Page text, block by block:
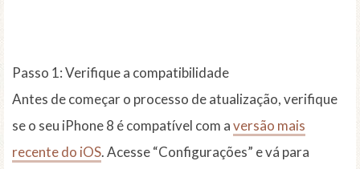
Passo 1: Verifique a compatibilidade
Antes de começar o processo de atualização, verifique
se o seu iPhone 8 é compatível com aversão mais
recente do iOS. Acesse “Configurações” e vá para